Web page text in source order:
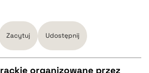
Zacytuj Udostępnij
organizowane przez